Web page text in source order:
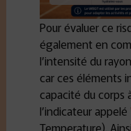
Pour évaluer ce
également en
l’intensité du
car ces éléments
capacité du corps
l’indicateur appelé
Temperature).